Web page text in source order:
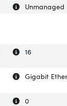
Uitleg over
Verberg uitleg
Unmanaged
Uitleg over
Verberg uitleg
16
Uitleg over
Verberg uitleg
Gigabit
Uitleg over
Verberg uitleg
0